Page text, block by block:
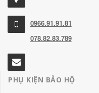
0966.91.91.81
078.82.83.789
PHỤ KIỆN BẢO HỘ